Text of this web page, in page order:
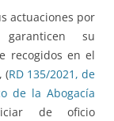
actuaciones por
su
recogidos en el
(RD 135/2021, de
de la Abogacía
de oficio